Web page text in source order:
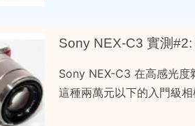
Sony NEX-C3 實測
Sony NEX-C3 在高感光
這種兩萬元以下的入門級